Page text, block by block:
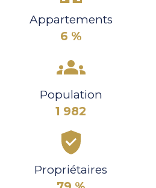
Appartements
6 %
Population
1 982
Propriétaires